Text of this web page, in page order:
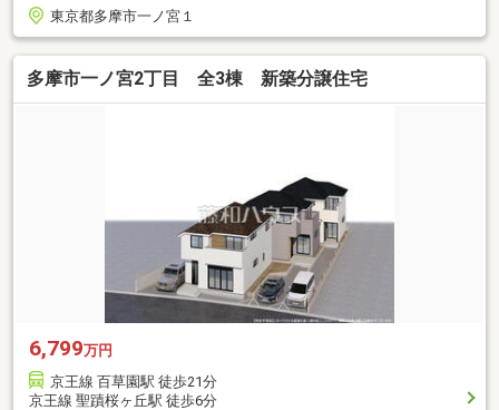
東京都多摩市一ノ宮１
多摩市一ノ宮2丁目 全3棟 新築分譲住宅
6,799万円
京王線 百草園駅 徒歩21分
京王線 聖蹟桜ヶ丘駅 徒歩6分